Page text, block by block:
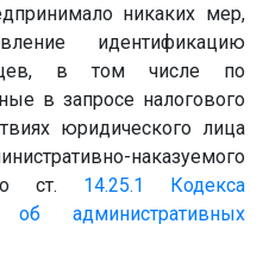
никаких мер,
идентификацию
в том числе по
в запросе налогового
юридического лица
наказуемого
ст. 14.25.1
Кодекса
административных